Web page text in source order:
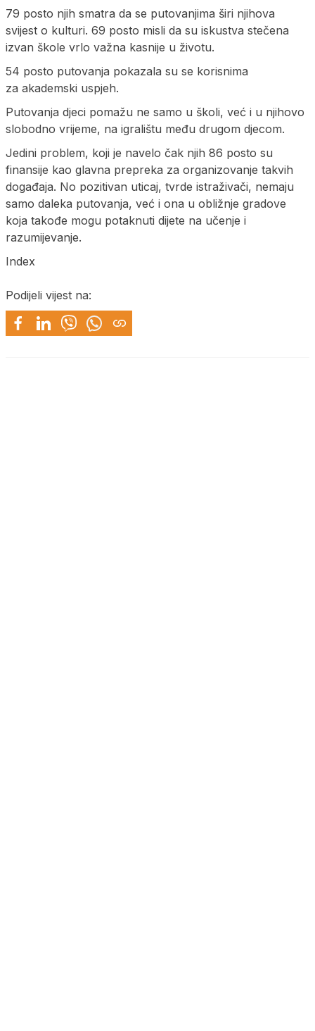
79 posto njih smatra da se putovanjima širi njihova
svijest o kulturi. 69 posto misli da su iskustva stečena
izvan škole vrlo važna kasnije u životu.
54 posto putovanja pokazala su se korisnima
za akademski uspjeh.
Putovanja djeci pomažu ne samo u školi, već i u njihovo
slobodno vrijeme, na igralištu među drugom djecom.
Jedini problem, koji je navelo čak njih 86 posto su
finansije kao glavna prepreka za organizovanje takvih
događaja. No pozitivan uticaj, tvrde istraživači, nemaju
samo daleka putovanja, već i ona u obližnje gradove
koja takođe mogu potaknuti dijete na učenje i
razumijevanje.
Index
Podijeli vijest na: